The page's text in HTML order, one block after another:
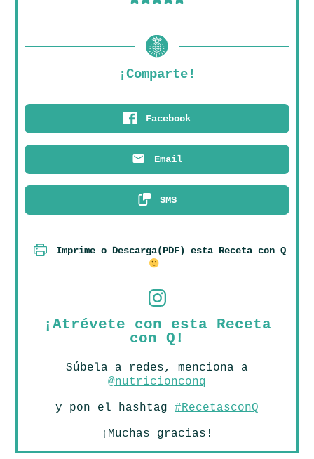
¡Comparte!
Facebook
Email
SMS
Imprime o Descarga(PDF) esta Receta con Q
¡Atrévete con esta Receta
con Q!
Súbela a redes, menciona a
@nutricionconq
y pon el hashtag #RecetasconQ
¡Muchas gracias!